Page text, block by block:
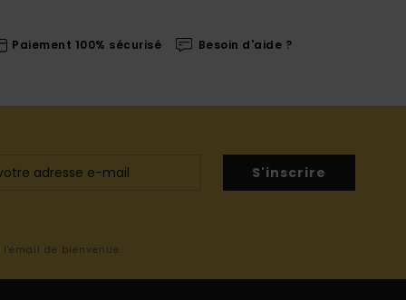
Paiement 100% sécurisé Besoin d'aide ?
S'inscrire
de bienvenue